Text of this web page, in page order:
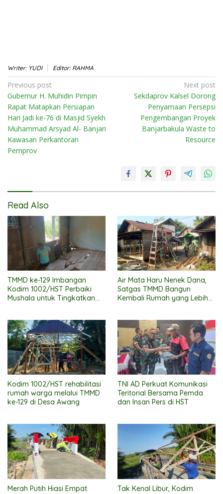
Writer: YUDI Editor: RAHMA
Post
navigation
Previous post
Gubernur H. Muhidin Pimpin
Rapat Matapkan Persiapan
Hari Jadi ke-76 di Masjid Syekh
Muhammad Arsyad Al- Banjari
Kawasan Perkantoran
Pemprov
Next post
Sekdaprov Kalsel Dorong
Penyamaan Persepsi
Pengembangan Proyek
Banjarbakula Waste to
Resource
Read Also
TMMD ke-129 Imbangan
Kodim 1002/HST Perbaiki
Mushala untuk Tingkatkan
Air Mata Haru Nenek Dana,
Satgas TMMD Bangun
Kembali Rumah yang Lebih
Kodim 1002/HST rehabilitasi
rumah warga melalui TMMD
ke-129 di Desa Awang
TNI AD Perkuat Komunikasi
Teritorial Bersama Pemda
dan Insan Pers di HST
Merah Putih Hiasi Empat
Tak Kenal Libur, Kodim